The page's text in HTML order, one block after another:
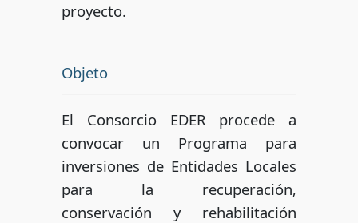
proyecto.
Objeto
El Consorcio EDER procede a
convocar un Programa para
inversiones de Entidades Locales
para la recuperación,
conservación y rehabilitación